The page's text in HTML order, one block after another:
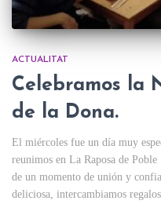
ACTUALITAT
Celebramos la
de la Dona.
El miércoles fue un día muy
reunimos en La Raposa de
de un momento de unión y
deliciosa, intercambiamos